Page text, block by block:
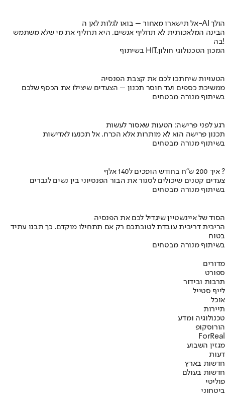
אל תישארו מאחור – בואו לגלות לאן ה-AI הולך
הבינה המלאכותית לא תחליף אנשים, היא תחליף את מי שלא משתמש
בה!
בשיתוף HIT,המכון הטכנולוגי חולון
הטעויות שיחתכו לכם את קצבת הפנסיה
ממשיכת כספים ועד חוסר תכנון – הצעדים שיצילו את הכסף שלכם
בשיתוף מנורה מבטחים
רגע לפני פרישה: הטעות שאסור לעשות
תכנון פרישה הוא לא מותרות אלא הכרח. אל תכנעו לאדישות
בשיתוף מנורה מבטחים
איך 200 ש"ח בחודש הופכים ל140 אלף ?
צעדים קטנים שיכולים לסגור את הבור הפנסיוני בין נשים לגברים
בשיתוף מנורה מבטחים
הסוד של איינשטיין שיגדיל לכם את הפנסיה
הריבית דריבית עובדת לטובתכם רק אם תתחילו מוקדם. כך תבנו עתיד
בטוח
בשיתוף מנורה מבטחים
מדורים
ספורט
תרבות ובידור
לייף סטייל
אוכל
תיירות
טכנולוגיה ומדע
הורוסקופ
ForReal
מגזין השבוע
דעות
חדשות בארץ
חדשות בעולם
פוליטי
ביטחוני